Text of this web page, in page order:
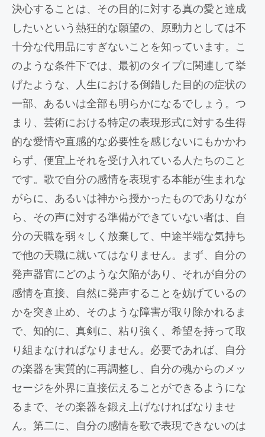
決心することは、その目的に対する真の愛と達成
したいという熱狂的な願望の、原動力としては不
十分な代用品にすぎないことを知っています。こ
のような条件下では、最初のタイプに関連して挙
げたような、人生における倒錯した目的の症状の
一部、あるいは全部も明らかになるでしょう。つ
まり、芸術における特定の表現形式に対する生得
的な愛情や直感的な必要性を感じないにもかかわ
らず、便宜上それを受け入れている人たちのこと
です。歌で自分の感情を表現する本能が生まれな
がらに、あるいは神から授かったものでありなが
ら、その声に対する準備ができていない者は、自
分の天職を弱々しく放棄して、中途半端な気持ち
で他の天職に就いてはなりません。まず、自分の
発声器官にどのような欠陥があり、それが自分の
感情を直接、自然に発声することを妨げているの
かを突き止め、そのような障害が取り除かれるま
で、知的に、真剣に、粘り強く、希望を持って取
り組まなければなりません。必要であれば、自分
の楽器を実質的に再調整し、自分の魂からのメッ
セージを外界に直接伝えることができるようにな
るまで、その楽器を鍛え上げなければなりませ
ん。第二に、自分の感情を歌で表現できないのは